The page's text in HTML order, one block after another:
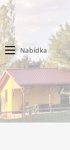
Nabídka